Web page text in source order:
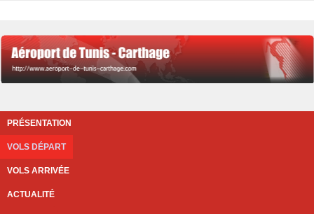
PRÉSENTATION
VOLS DÉPART
VOLS ARRIVÉE
ACTUALITÉ